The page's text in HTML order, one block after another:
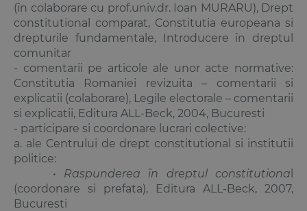
(în colaborare cu prof.univ.dr. Ioan MURARU), Drept
constitutional comparat, Constitutia europeana si
drepturile fundamentale, Introducere în dreptul
comunitar
- comentarii pe articole ale unor acte normative:
Constitutia Romaniei revizuita – comentarii si
explicatii (colaborare), Legile electorale – comentarii
si explicatii, Editura ALL-Beck, 2004, Bucuresti
- participare si coordonare lucrari colective:
a. ale Centrului de drept constitutional si institutii
politice:
• Raspunderea în dreptul constitutiona
(coordonare si prefata), Editura ALL-Beck, 2007,
Bucuresti